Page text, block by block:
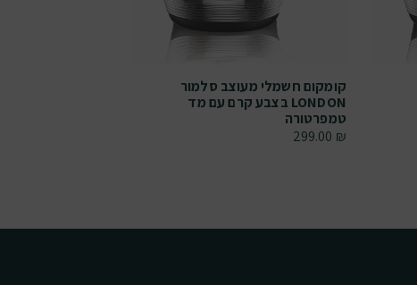
קומקום חשמלי מעוצב סלמור
LONDON בצבע קרם עם מד
טמפרטורה
299.00 ₪